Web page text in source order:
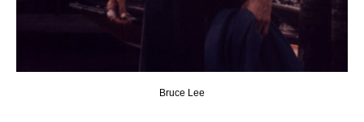
Bruce Lee